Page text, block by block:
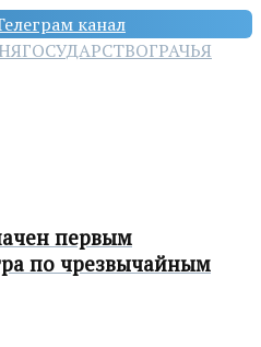
канал
ГОСУДАРСТВОГРАЧЬЯ
первым
по чрезвычайным